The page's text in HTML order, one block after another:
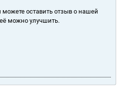
можете оставить отзыв о нашей
можно улучшить.